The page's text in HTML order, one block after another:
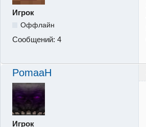
Игрок
Оффлайн
Сообщений: 4
PomaaH
Игрок